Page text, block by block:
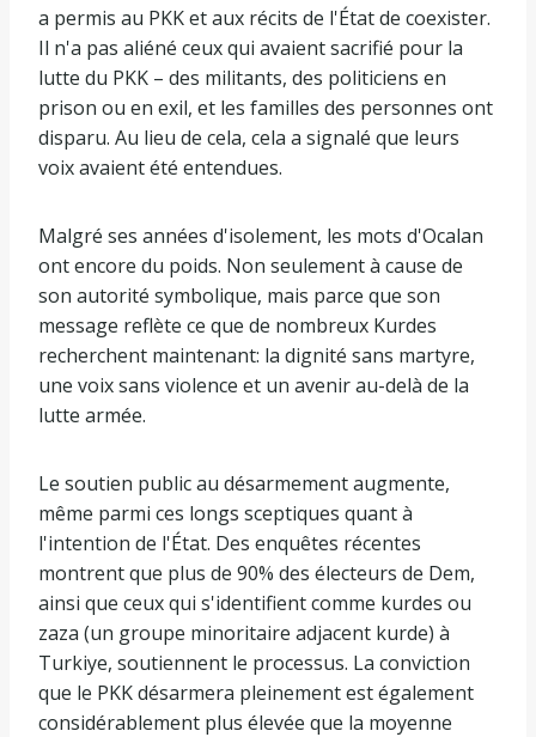
a permis au PKK et aux récits de l'État de coexister.
Il n'a pas aliéné ceux qui avaient sacrifié pour la
lutte du PKK – des militants, des politiciens en
prison ou en exil, et les familles des personnes ont
disparu. Au lieu de cela, cela a signalé que leurs
voix avaient été entendues.
Malgré ses années d'isolement, les mots d'Ocalan
ont encore du poids. Non seulement à cause de
son autorité symbolique, mais parce que son
message reflète ce que de nombreux Kurdes
recherchent maintenant: la dignité sans martyre,
une voix sans violence et un avenir au-delà de la
lutte armée.
Le soutien public au désarmement augmente,
même parmi ces longs sceptiques quant à
l'intention de l'État. Des enquêtes récentes
montrent que plus de 90% des électeurs de Dem,
ainsi que ceux qui s'identifient comme kurdes ou
zaza (un groupe minoritaire adjacent kurde) à
Turkiye, soutiennent le processus. La conviction
que le PKK désarmera pleinement est également
considérablement plus élevée que la moyenne